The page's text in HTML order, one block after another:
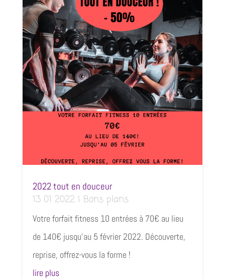
2022 tout en douceur
13 01 2022 | Bons plans
Votre forfait fitness 10 entrées à 70€ au lieu
de 140€ jusqu’au 5 février 2022. Découverte,
reprise, offrez-vous la forme !
lire plus